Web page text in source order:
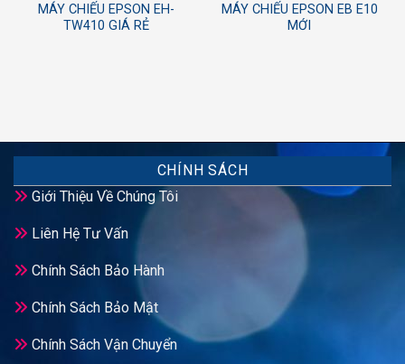
MÁY CHIẾU EPSON EH-
TW410 GIÁ RẺ
MÁY CHIẾU EPSON EB E10
MỚI
CHÍNH SÁCH
Giới Thiệu Về Chúng Tôi
Liên Hệ Tư Vấn
Chính Sách Bảo Hành
Chính Sách Bảo Mật
Chính Sách Vận Chuyển